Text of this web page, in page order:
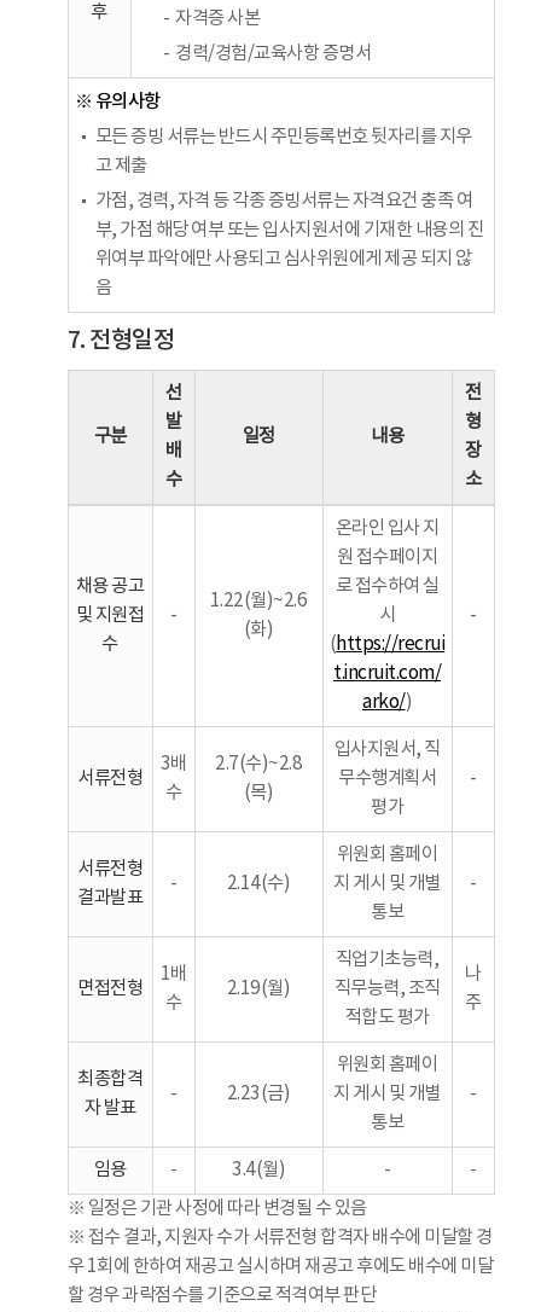
후
자격증 사본
경력/경험/교육사항 증명서
※ 유의사항
모든 증빙 서류는 반드시 주민등록번호 뒷자리를 지우
고 제출
가점, 경력, 자격 등 각종 증빙서류는 자격요건 충족 여
부, 가점 해당 여부 또는 입사지원서에 기재한 내용의 진
위여부 파악에만 사용되고 심사위원에게 제공 되지 않
음
7. 전형일정
구분
선
발
배
수
일정 내용
전
형
장
소
채용 공고
및 지원접
수
-
1.22(월)~2.6
(화)
온라인 입사 지
원 접수페이지
로 접수하여 실
시
( https://recrui
t.incruit.com/
arko/)
-
서류전형
3배
수
2.7(수)~2.8
(목)
입사지원서, 직
무수행계획서
평가
-
서류전형
결과발표
- 2.14(수)
위원회 홈페이
지 게시 및 개별
통보
-
면접전형
1배
수
2.19(월)
직업기초능력,
직무능력, 조직
적합도 평가
나
주
최종합격
자 발표
- 2.23(금)
위원회 홈페이
지 게시 및 개별
통보
-
임용 - 3.4(월) -
-
※ 일정은 기관 사정에 따라 변경될 수 있음
※ 접수 결과, 지원자 수가 서류전형 합격자 배수에 미달할 경
우 1회에 한하여 재공고 실시하며 재공고 후에도 배수에 미달
할 경우 과락점수를 기준으로 적격여부 판단